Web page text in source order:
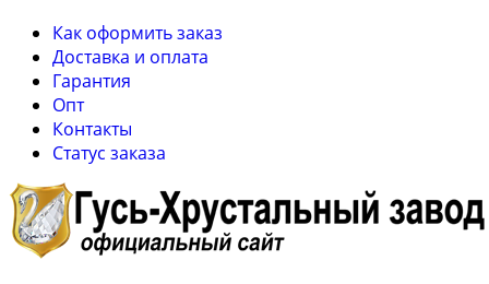
Как оформить заказ
Доставка и оплата
Гарантия
Опт
Контакты
Cтатус заказа